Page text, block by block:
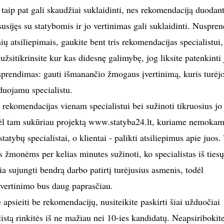
pat gali skaudžiai suklaidinti, nes rekomendaciją
su statybomis ir jo vertinimas gali suklaidinti.
atsiliepimais, gaukite bent tris rekomendacijas specialistui,
kur kas didesnę galimybę, jog liksite patenkinti
gauti išmanančio žmogaus įvertinimą, kuris
specialistu.
vienam specialistui bei sužinoti tikruosius jo
tam sukūriau projektą www.statyba24.lt, kuriame
specialistai, o klientai - palikti atsiliepimus apie juos.
per kelias minutes sužinoti, ko specialistas iš
sujungti bendrą darbo patirtį turėjusius asmenis, todėl
bus daug paprasčiau.
apsieiti be rekomendacijų, nusiteikite paskirti šiai užduočiai
rinkitės iš ne mažiau nei 10-ies kandidatų.